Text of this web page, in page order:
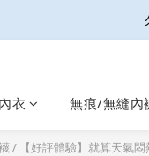
衣 ｜無痕/無縫內
/ 【好評體驗】就算天氣